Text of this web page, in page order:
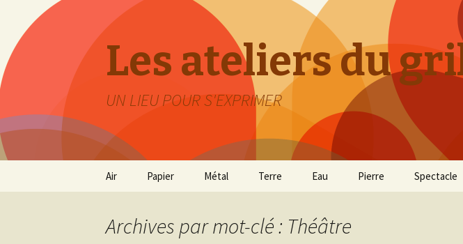
Les ateliers du
UN LIEU POUR S'EXPRIMER
Air Papier Métal Terre Eau Pierre Spectacle
Archives par mot-clé : Théâtre